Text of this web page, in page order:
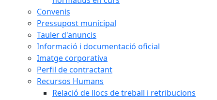
Convenis
Pressupost municipal
Tauler d'anuncis
Informació i documentació oficial
Imatge corporativa
Perfil de contractant
Recursos Humans
Relació de llocs de treball i retribucions